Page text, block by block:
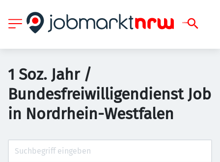
1 Soz. Jahr /
Bundesfreiwilligendienst Job
in Nordrhein-Westfalen